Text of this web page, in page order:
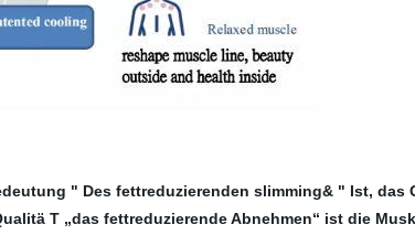
" Des fettreduzierenden slimming& " Ist,
T „das fettreduzierende Abnehmen“ ist die